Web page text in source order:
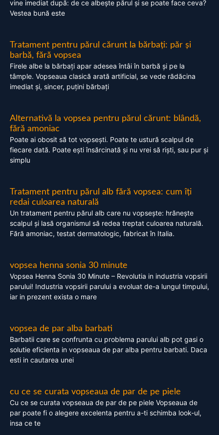
vine imediat după: de ce albește părul și se poate face ceva?
Vestea bună este
Tratament pentru părul cărunt la bărbați: păr și
barbă, fără vopsea
Firele albe la bărbați apar adesea întâi în barbă și pe la
tâmple. Vopseaua clasică arată artificial, se vede rădăcina
imediat și, sincer, puțini bărbați
Alternativă la vopsea pentru părul cărunt: blândă,
fără amoniac
Poate ai obosit să tot vopsești. Poate te ustură scalpul de
fiecare dată. Poate ești însărcinată și nu vrei să riști, sau pur și
simplu
Tratament pentru părul alb fără vopsea: cum îți
redai culoarea naturală
Un tratament pentru părul alb care nu vopsește: hrănește
scalpul și lasă organismul să redea treptat culoarea naturală.
Fără amoniac, testat dermatologic, fabricat în Italia.
vopsea henna sonia 30 minute
Vopsea Henna Sonia 30 Minute – Revolutia in industria vopsirii
parului! Industria vopsirii parului a evoluat de-a lungul timpului,
iar in prezent exista o mare
vopsea de par alba barbati
Barbatii care se confrunta cu problema parului alb pot gasi o
solutie eficienta in vopseaua de par alba pentru barbati. Daca
esti in cautarea unei
cu ce se curata vopseaua de par de pe piele
Cu ce se curata vopseaua de par de pe piele Vopseaua de
par poate fi o alegere excelenta pentru a-ti schimba look-ul,
insa ce te